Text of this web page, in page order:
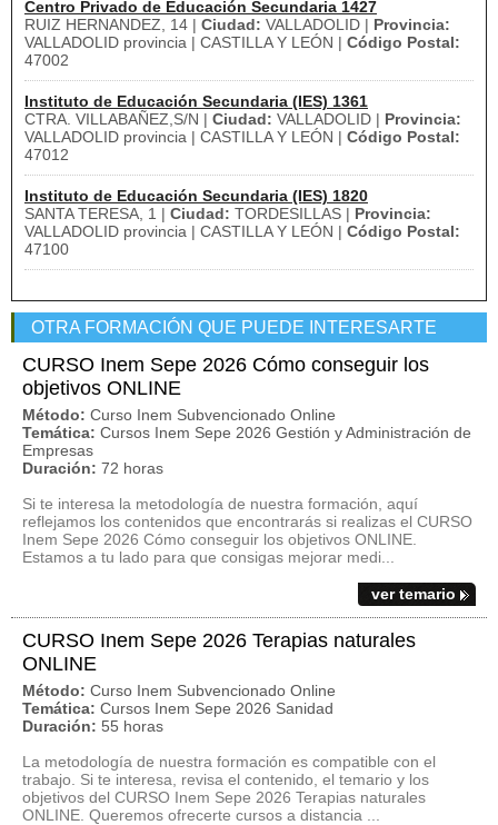
Centro Privado de Educación Secundaria 1427
RUIZ HERNANDEZ, 14 | Ciudad: VALLADOLID | Provincia:
VALLADOLID provincia | CASTILLA Y LEÓN | Código Postal:
47002
Instituto de Educación Secundaria (IES) 1361
CTRA. VILLABAÑEZ,S/N | Ciudad: VALLADOLID | Provincia:
VALLADOLID provincia | CASTILLA Y LEÓN | Código Postal:
47012
Instituto de Educación Secundaria (IES) 1820
SANTA TERESA, 1 | Ciudad: TORDESILLAS | Provincia:
VALLADOLID provincia | CASTILLA Y LEÓN | Código Postal:
47100
OTRA FORMACIÓN QUE PUEDE INTERESARTE
CURSO Inem Sepe 2026 Cómo conseguir los
objetivos ONLINE
Método: Curso Inem Subvencionado Online
Temática: Cursos Inem Sepe 2026 Gestión y Administración de
Empresas
Duración: 72 horas
Si te interesa la metodología de nuestra formación, aquí
reflejamos los contenidos que encontrarás si realizas el CURSO
Inem Sepe 2026 Cómo conseguir los objetivos ONLINE.
Estamos a tu lado para que consigas mejorar medi...
ver temario
CURSO Inem Sepe 2026 Terapias naturales
ONLINE
Método: Curso Inem Subvencionado Online
Temática: Cursos Inem Sepe 2026 Sanidad
Duración: 55 horas
La metodología de nuestra formación es compatible con el
trabajo. Si te interesa, revisa el contenido, el temario y los
objetivos del CURSO Inem Sepe 2026 Terapias naturales
ONLINE. Queremos ofrecerte cursos a distancia ...